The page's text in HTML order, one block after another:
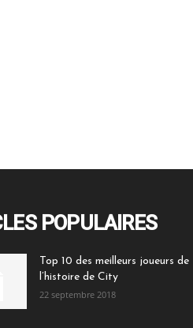
POPULAIRES
Top 10 des meilleurs joueurs de
l’histoire de City
22 septembre 2018